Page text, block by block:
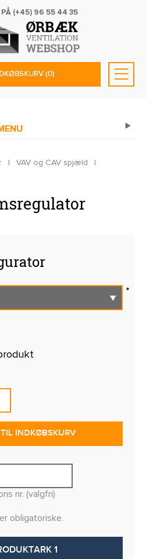
PÅ (+45) 96 55 44 35
(0)
| VAV og CAV spjæld
|
INDKØBSKURV
nr. (valgfri)
obligatoriske.
1